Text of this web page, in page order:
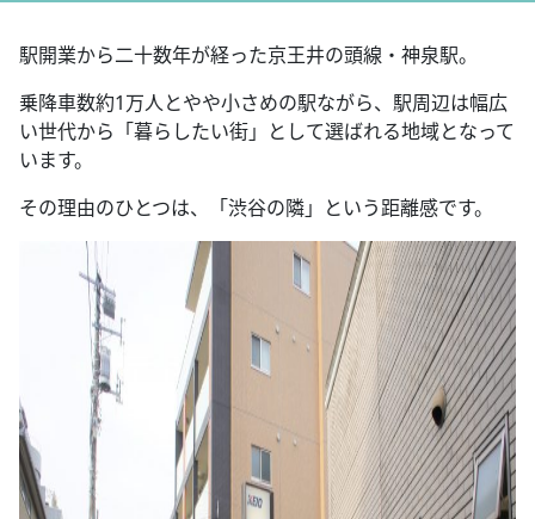
駅開業から二十数年が経った京王井の頭線・神泉駅。
乗降車数約1万人とやや小さめの駅ながら、駅周辺は幅広
い世代から「暮らしたい街」として選ばれる地域となって
います。
その理由のひとつは、「渋谷の隣」という距離感です。